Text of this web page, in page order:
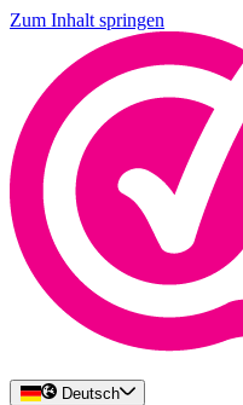
Zum Inhalt springen
Deutsch